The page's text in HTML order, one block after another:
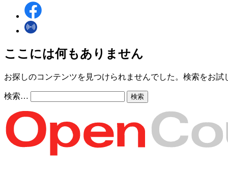
ここには何もありません
お探しのコンテンツを見つけられませんでした。検索をお試
検索…